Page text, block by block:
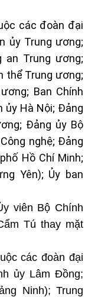
các đoàn đại
ủy Trung ương;
an Trung ương;
thể Trung ương;
Ban Chính
ủy Hà Nội; Đảng
Đảng ủy Bộ
nghệ; Đảng
Hồ Chí Minh;
Yên); Ủy ban
viên Bộ Chính
Tú thay mặt
các đoàn đại
ủy Lâm Đồng;
Ninh); Trung